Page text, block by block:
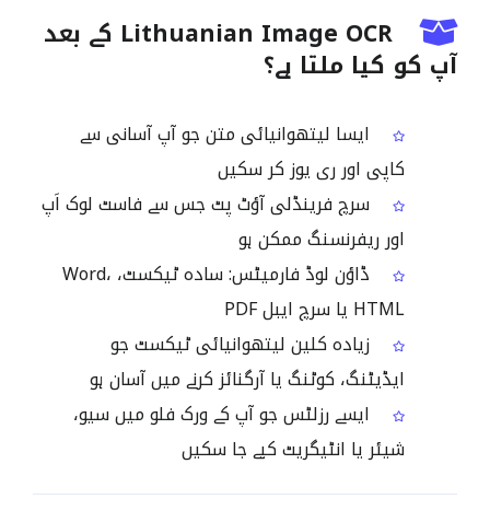
Lithuanian Image OCR کے بعد
آپ کو کیا ملتا ہے؟
ایسا لیتھوانیائی متن جو آپ آسانی سے
کاپی اور ری یوز کر سکیں
سرچ فرینڈلی آؤٹ پٹ جس سے فاسٹ لوک اَپ
اور ریفرنسنگ ممکن ہو
ڈاؤن لوڈ فارمیٹس: سادہ ٹیکسٹ، Word،
HTML یا سرچ ایبل PDF
زیادہ کلین لیتھوانیائی ٹیکسٹ جو
ایڈیٹنگ، کوٹنگ یا آرگنائز کرنے میں آسان ہو
ایسے رزلٹس جو آپ کے ورک فلو میں سیو،
شیئر یا انٹیگریٹ کیے جا سکیں